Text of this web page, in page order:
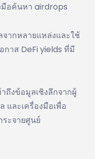
มือค้นหา airdrops
ากหลายแหล่งและใช้
กาส DeFi yields ที่มี
ถึงข้อมูลเชิงลึกจากผู้
และเครื่องมือเพื่อ
ระจายศูนย์